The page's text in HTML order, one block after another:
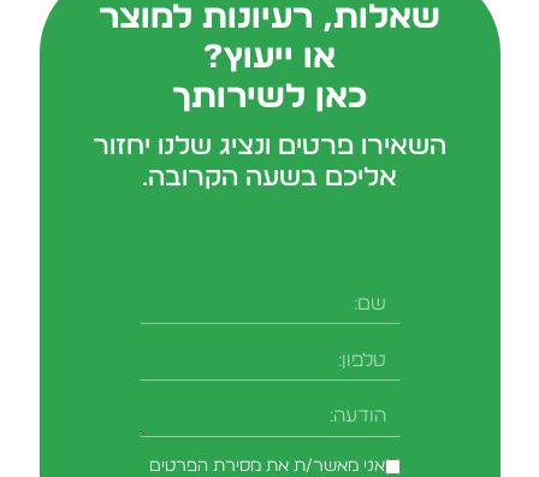
שאלות, רעיונות למוצר
או ייעוץ?
כאן לשירותך
השאירו פרטים ונציג שלנו יחזור
אליכם בשעה הקרובה.
שם
טלפון
הודעה
אני מאשר/ת את מסירת הפרטים